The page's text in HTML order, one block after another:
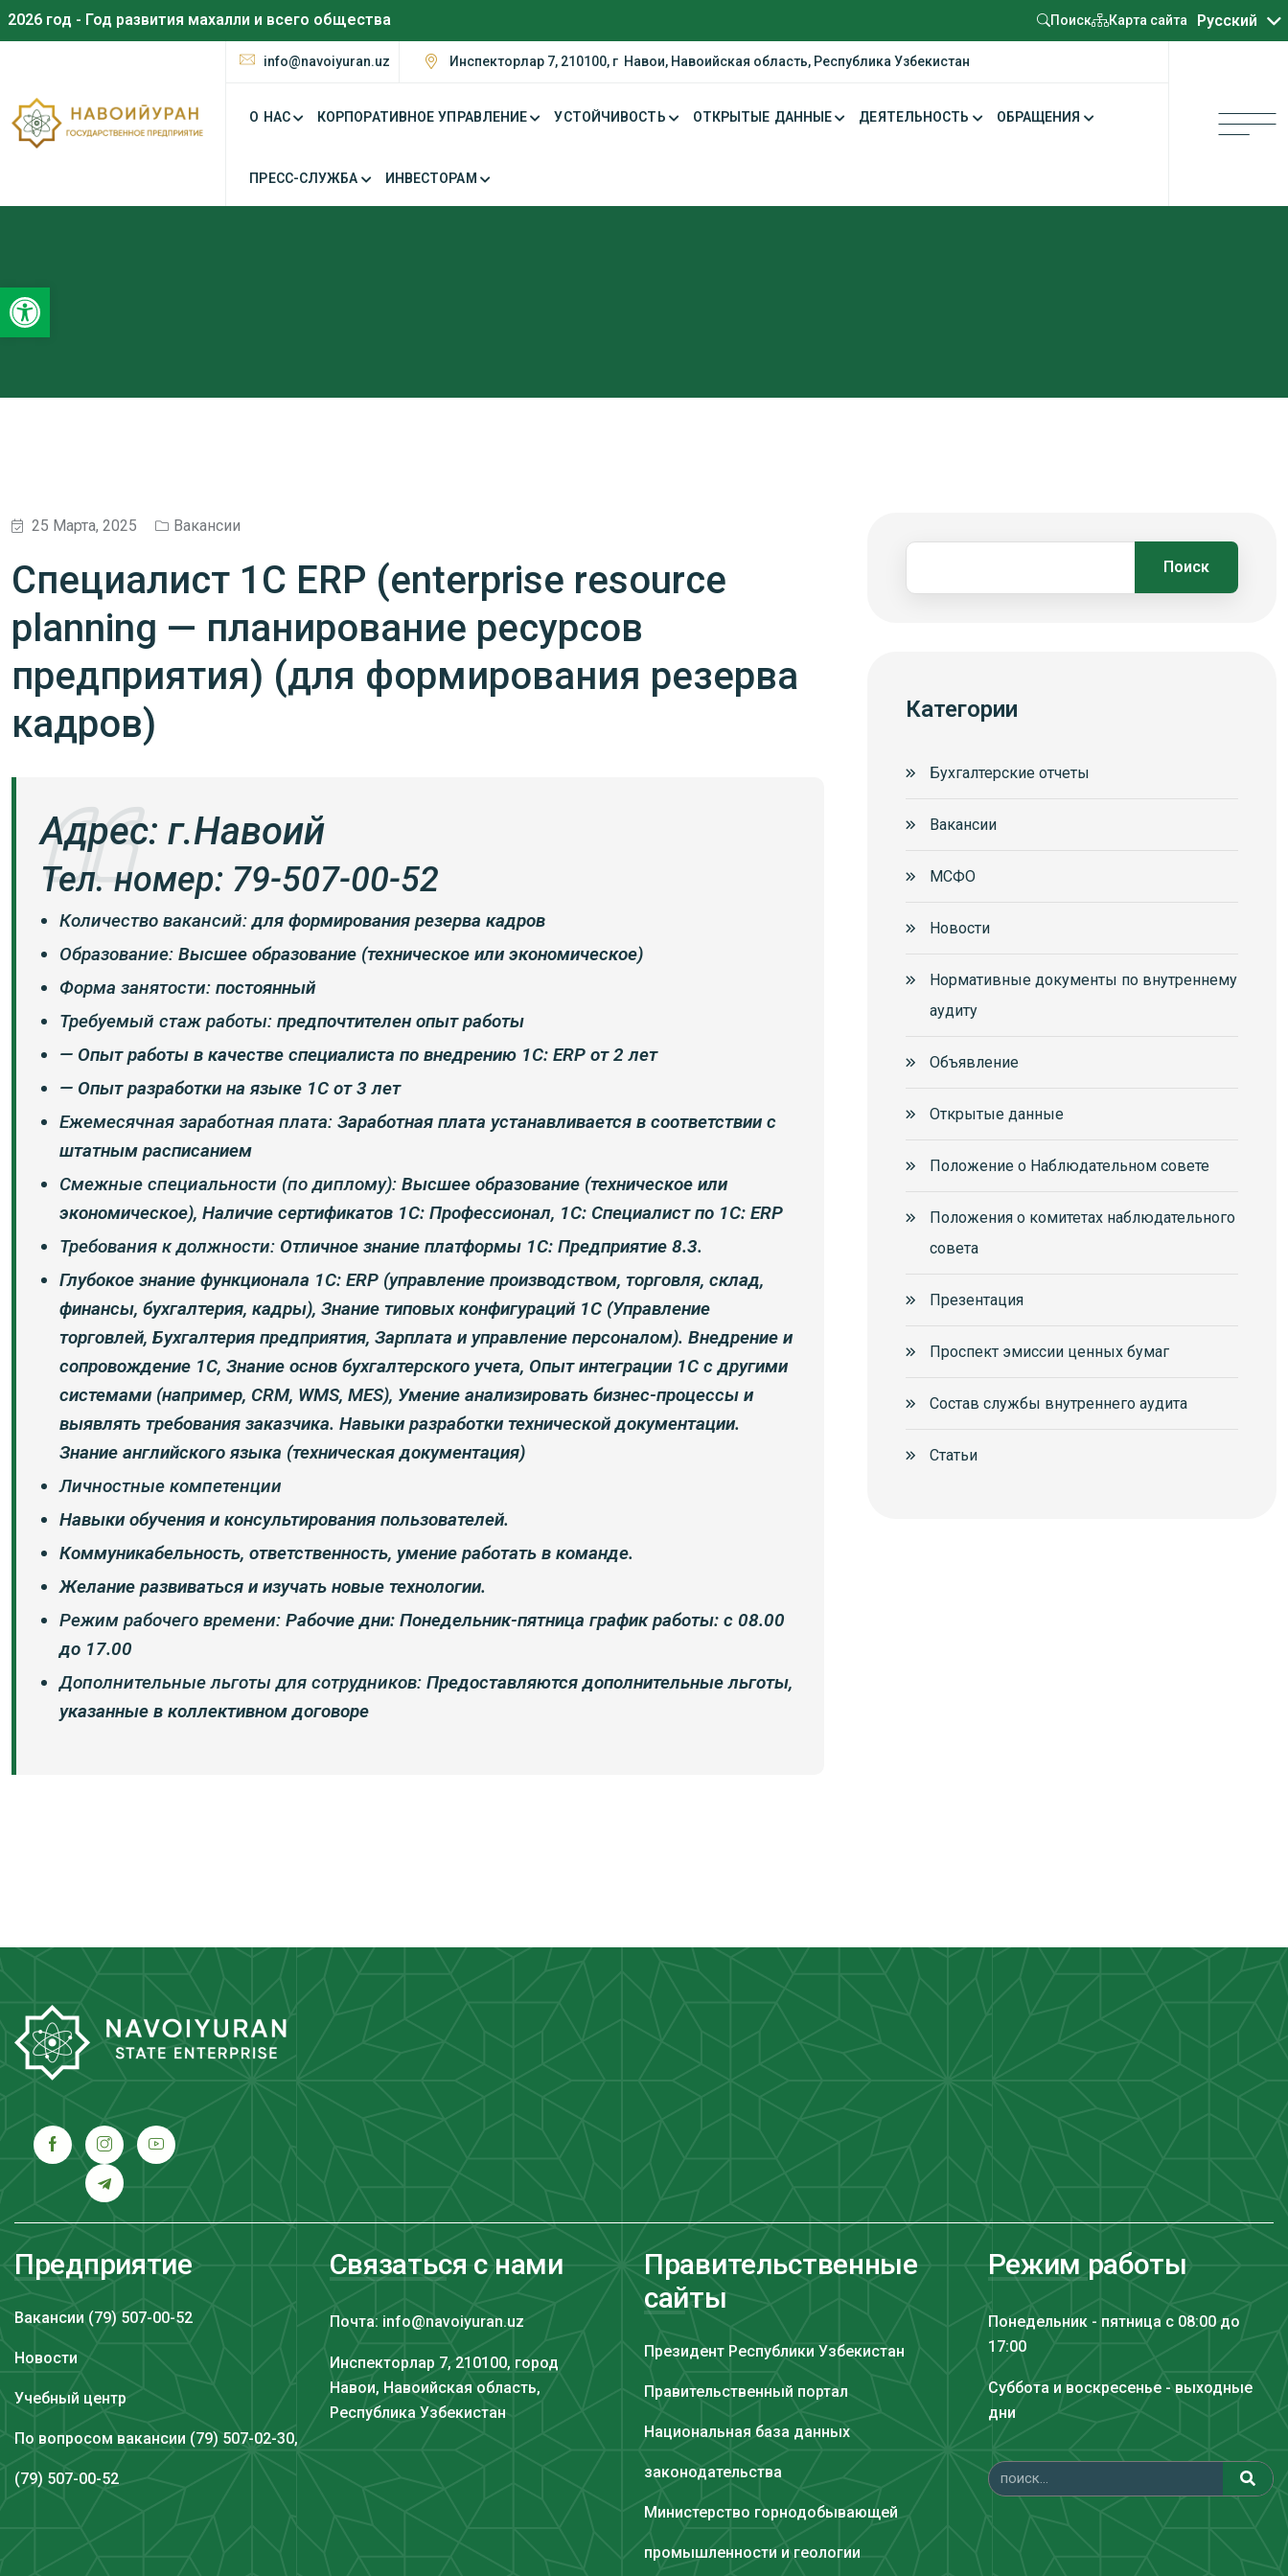
Открыть панель инструментов
2026 год - Год развития махалли и всего общества Поиск Карта сайта Русский
Oʻzbekcha
info@navoiyuran.uz Инспекторлар 7, 210100, г Навои, Навоийская область, Республика Узбекистан
О НАС КОРПОРАТИВНОЕ УПРАВЛЕНИЕ УСТОЙЧИВОСТЬ ОТКРЫТЫЕ ДАННЫЕ ДЕЯТЕЛЬНОСТЬ ОБРАЩЕНИЯ
ПРЕСС-СЛУЖБА ИНВЕСТОРАМ
25 Марта, 2025 Вакансии
Специалист 1С ERP (enterprise resource
planning — планирование ресурсов
предприятия) (для формирования резерва
кадров)
Адрес: г.Навоий
Тел. номер: 79-507-00-52
Количество вакансий:для формирования резерва кадров
Образование: Высшее образование (техническое или экономическое)
Форма занятости: постоянный
Требуемый стаж работы: предпочтителен опыт работы
— Опыт работы в качестве специалиста по внедрению 1С: ERP от 2 лет
— Опыт разработки на языке 1С от 3 лет
Ежемесячная заработная плата: Заработная плата устанавливается в соответствии с
штатным расписанием
Смежные специальности (по диплому): Высшее образование (техническое или
экономическое), Наличие сертификатов 1С: Профессионал, 1С: Специалист по 1С: ERP
Требования к должности: Отличное знание платформы 1С: Предприятие 8.3.
Глубокое знание функционала 1С: ERP (управление производством, торговля, склад,
финансы, бухгалтерия, кадры), Знание типовых конфигураций 1С (Управление
торговлей, Бухгалтерия предприятия, Зарплата и управление персоналом). Внедрение и
сопровождение 1С, Знание основ бухгалтерского учета, Опыт интеграции 1С с другими
системами (например, CRM, WMS, MES), Умение анализировать бизнес-процессы и
выявлять требования заказчика. Навыки разработки технической документации.
Знание английского языка (техническая документация)
Личностные компетенции
Навыки обучения и консультирования пользователей.
Коммуникабельность, ответственность, умение работать в команде.
Желание развиваться и изучать новые технологии.
Режим рабочего времени: Рабочие дни: Понедельник-пятница график работы: с 08.00
до 17.00
Дополнительные льготы для сотрудников: Предоставляются дополнительные льготы,
указанные в коллективном договоре
Поиск
Категории
Бухгалтерские отчеты
Вакансии
МСФО
Новости
Нормативные документы по внутреннему
аудиту
Объявление
Открытые данные
Положение о Наблюдательном совете
Положения о комитетах наблюдательного
совета
Презентация
Проспект эмиссии ценных бумаг
Состав службы внутреннего аудита
Статьи
Предприятие
Вакансии (79) 507-00-52
Новости
Учебный центр
По вопросом вакансии (79) 507-02-30,
(79) 507-00-52
Связаться с нами
Почта: info@navoiyuran.uz
Инспекторлар 7, 210100, город
Навои, Навоийская область,
Республика Узбекистан
Правительственные
сайты
Президент Республики Узбекистан
Правительственный портал
Национальная база данных
законодательства
Министерство горнодобывающей
промышленности и геологии
Режим работы
Понедельник - пятница с 08:00 до
17:00
Суббота и воскресенье - выходные
дни